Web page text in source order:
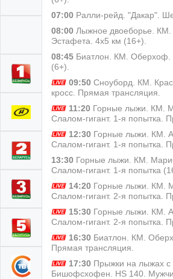
07:00 Ралли-рейд. "Дакар".
08:00 Лыжное двоеборье.
Эстафета. 4х5 км (16+).
08:45 Биатлон. КМ.
(6+).
09:50 Сноуборд. КМ.
кросс. Прямая трансляция.
11:20 Горные лыжи. КМ.
Слалом-гигант. 1-я попытка.
12:30 Горные лыжи. КМ.
Слалом-гигант. 1-я попытка.
13:30 Горные лыжи. КМ.
Слалом-гигант. 1-я попытка
14:20 Горные лыжи. КМ.
Слалом-гигант. 2-я попытка.
15:30 Горные лыжи. КМ.
Слалом-гигант. 2-я попытка.
16:30 Биатлон. КМ.
Прямая трансляция.
17:30 Прыжки на лыжах с
Бишофсхофен. HS 140.